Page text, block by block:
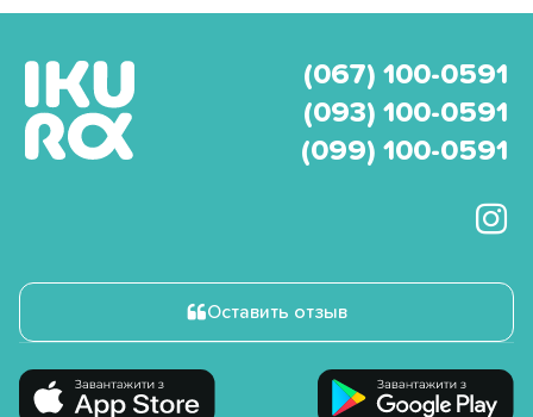
(067) 100-0591
(093) 100-0591
(099) 100-0591
Оставить отзыв